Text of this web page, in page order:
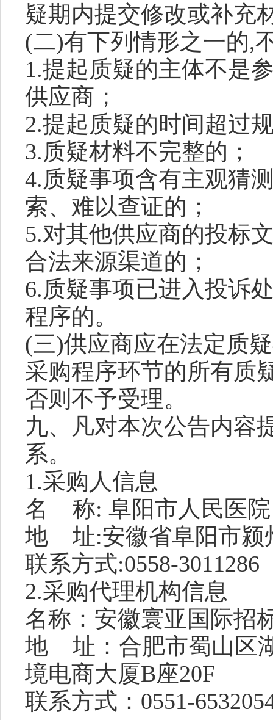
疑期内提交修改或补充
(二)有下列情形之一的,
1.提起质疑的主体不是
供应商；
2.提起质疑的时间超过
3.质疑材料不完整的；
4.质疑事项含有主观猜
索、难以查证的；
5.对其他供应商的投标
合法来源渠道的；
6.质疑事项已进入投诉
程序的。
(三)供应商应在法定质
采购程序环节的所有质
否则不予受理。
九、凡对本次公告内容
系。
1.采购人信息
名
称: 阜阳市人民医院
地
址:安徽省阜阳市颍
联系方式:0558-3011286
2.采购代理机构信息
名称：安徽寰亚国际招
地
址：合肥市蜀山区
境电商大厦B座20F
联系方式： 0551-